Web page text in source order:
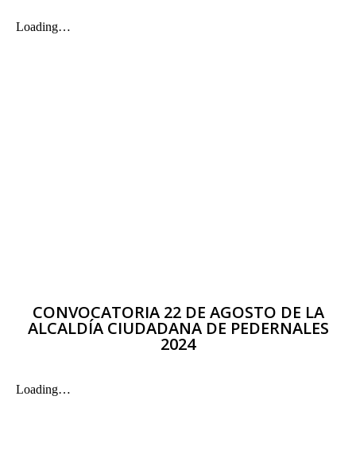
CONVOCATORIA 22 DE AGOSTO DE LA
ALCALDÍA CIUDADANA DE PEDERNALES
2024